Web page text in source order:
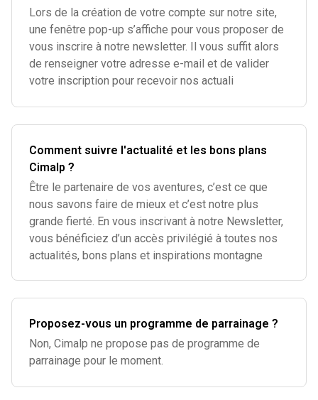
Lors de la création de votre compte sur notre site,
une fenêtre pop-up s’affiche pour vous proposer de
vous inscrire à notre newsletter. Il vous suffit alors
de renseigner votre adresse e-mail et de valider
votre inscription pour recevoir nos actuali
Comment suivre l'actualité et les bons plans
Cimalp ?
Être le partenaire de vos aventures, c’est ce que
nous savons faire de mieux et c’est notre plus
grande fierté. En vous inscrivant à notre Newsletter,
vous bénéficiez d’un accès privilégié à toutes nos
actualités, bons plans et inspirations montagne
Proposez-vous un programme de parrainage ?
Non, Cimalp ne propose pas de programme de
parrainage pour le moment.